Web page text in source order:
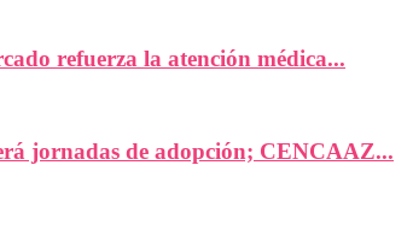
refuerza la atención médica...
jornadas de adopción; CENCAAZ...